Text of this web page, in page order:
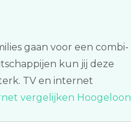
gaan voor een combi-
kun jij deze
TV en internet
vergelijken Hoogeloon